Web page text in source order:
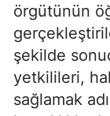
örgütünün
şekilde
yetkilileri,
sağlamak